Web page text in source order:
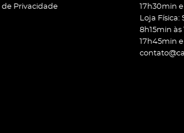
de Privacidade
17h30min
Loja Física:
8h15min às
17h45min